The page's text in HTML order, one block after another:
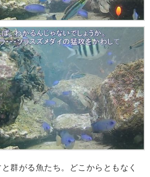
群がる魚たち。どこからともなく